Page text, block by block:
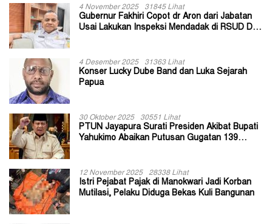
4 November 2025 31845 Lihat
Gubernur Fakhiri Copot dr Aron dari Jabatan
Usai Lakukan Inspeksi Mendadak di RSUD Dok
4 Desember 2025 31363 Lihat
Konser Lucky Dube Band dan Luka Sejarah
Papua
30 Oktober 2025 30551 Lihat
PTUN Jayapura Surati Presiden Akibat Bupati
Yahukimo Abaikan Putusan Gugatan 139
12 November 2025 28338 Lihat
Istri Pejabat Pajak di Manokwari Jadi Korban
Mutilasi, Pelaku Diduga Bekas Kuli Bangunan